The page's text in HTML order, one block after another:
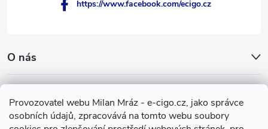
Provozovatel webu Milan Mráz - e-cigo.cz, jako správce
osobních údajů, zpracovává na tomto webu soubory
O nás
Facebook
https://www.facebook.com/ecigo.cz